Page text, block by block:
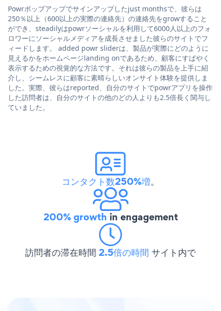
Powrポップアップでサインアップしたjust monthsで、彼らは
250％以上（600以上の実際の連絡先）の連絡先をgrowすること
ができ、steadilyはpowrソーシャルを利用して6000人以上のフォ
ロワーにソーシャルメディアを成長させました彼らのサイトでフ
ィードします。 added powr sliderは、製品が実際にどのように
見えるかをホームページlanding onであるため、顧客にすばやく
表示するための視覚的な方法です。それは彼らの製品を上手に紹
介し、シームレスに顧客に素晴らしいオンサイト体験を提供しま
した。実際、彼らはreported、自分のサイトでpowrアプリを操作
した訪問者は、自分のサイトの他のどの人よりも2.5倍長く関与し
ていました。
コンタクト数250%増。
200% growth in engagement
訪問者の滞在時間 2.5倍の時間 サイト内で